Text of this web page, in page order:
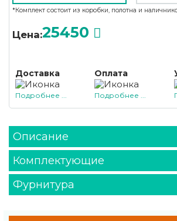
*Комплект состоит из коробки, полотна и
Цена:25450
Доставка
Подробнее ...
Оплата
Подробнее ...
Описание
Комплектующие
Фурнитура